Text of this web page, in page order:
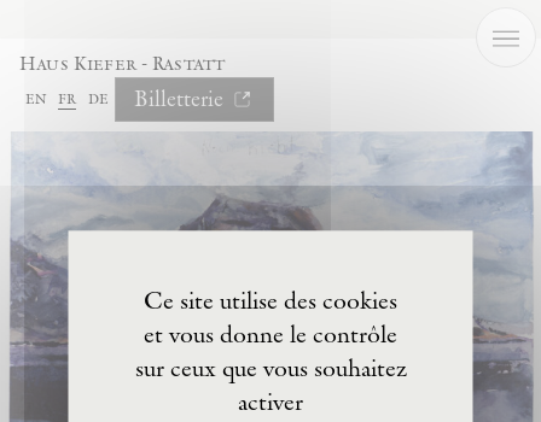
Haus Kiefer - Rastatt
en fr de Billetterie
Ce site utilise des cookies
et vous donne le contrôle
sur ceux que vous souhaitez
activer